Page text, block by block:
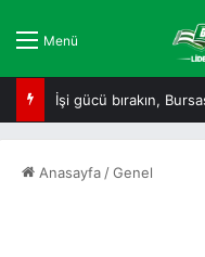
Menü
İşi gücü bırakın,
Anasayfa /Genel